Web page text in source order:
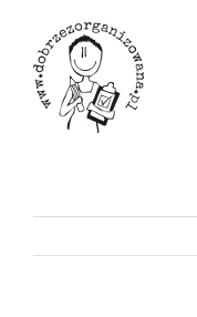
zawartości